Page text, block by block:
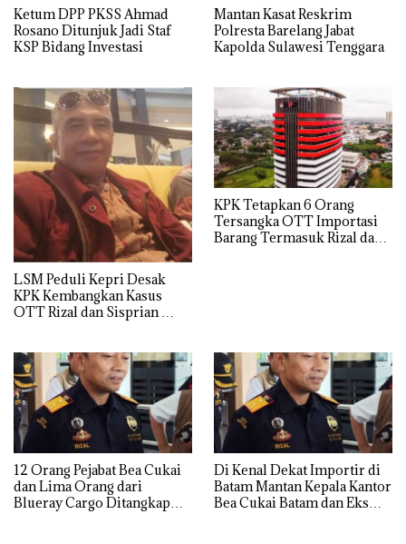
Ketum DPP PKSS Ahmad
Rosano Ditunjuk Jadi Staf
KSP Bidang Investasi
Mantan Kasat Reskrim
Polresta Barelang Jabat
Kapolda Sulawesi Tenggara
LSM Peduli Kepri Desak
KPK Kembangkan Kasus
OTT Rizal dan Sisprian
KPK Tetapkan 6 Orang
Tersangka OTT Importasi
Barang Termasuk Rizal dan
12 Orang Pejabat Bea Cukai
dan Lima Orang dari
Blueray Cargo Ditangkap
Di Kenal Dekat Importir di
Batam Mantan Kepala Kantor
Bea Cukai Batam dan Eks